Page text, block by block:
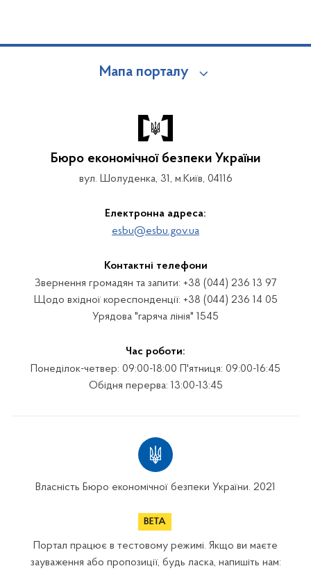
Мапа порталу
Бюро економічної безпеки України
вул. Шолуденка, 31, м.Київ, 04116
Електронна адреса:
esbu@esbu.gov.ua
Контактні телефони
Звернення громадян та запити: +38 (044) 236 13 97
Щодо вхідної кореспонденції: +38 (044) 236 14 05
Урядова "гаряча лінія" 1545
Час роботи:
Понеділок-четвер: 09:00-18:00 П'ятниця: 09:00-16:45
Обідня перерва: 13:00-13:45
Власність Бюро економічної безпеки України. 2021
Портал працює в тестовому режимі. Якщо ви маєте
зауваження або пропозиції, будь ласка, напишіть нам: